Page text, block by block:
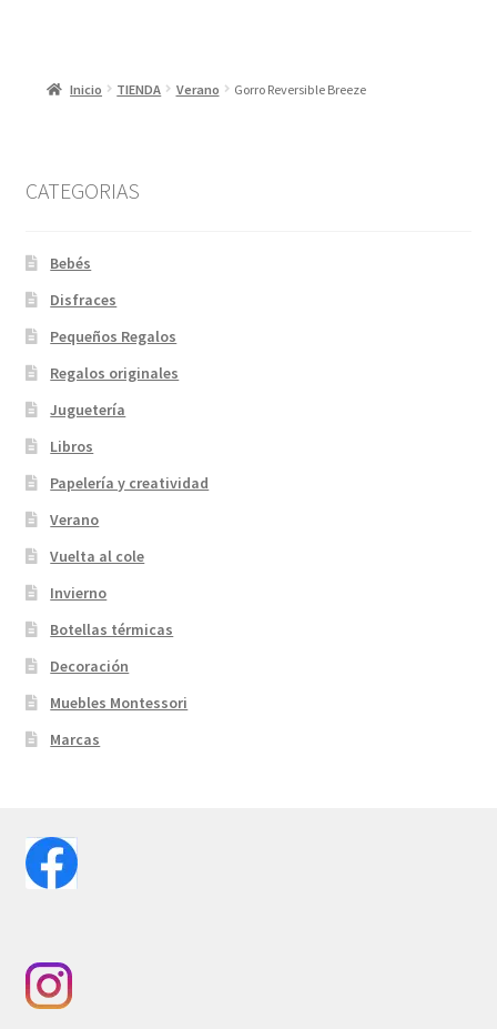
Inicio TIENDA Verano Gorro Reversible Breeze
CATEGORIAS
Bebés
Disfraces
Pequeños Regalos
Regalos originales
Juguetería
Libros
Papelería y creatividad
Verano
Vuelta al cole
Invierno
Botellas térmicas
Decoración
Muebles Montessori
Marcas